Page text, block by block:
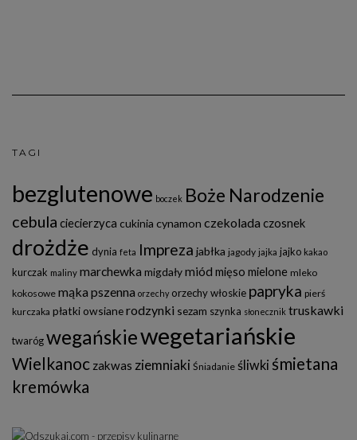
TAGI
bezglutenowe boczek Boże Narodzenie
cebula ciecierzyca cukinia cynamon czekolada czosnek
drożdże dynia feta Impreza jabłka jagody jajka jajko kakao
kurczak maliny marchewka migdałymiód mięso mielone mleko
kokosowe mąka pszenna orzechy orzechy włoskie papryka pierś
kurczaka płatki owsianerodzynki sezam szynka słonecznik truskawki
twarógwegańskiewegetariańskie
Wielkanoc zakwas ziemniaki Śniadanie śliwki śmietana
kremówka